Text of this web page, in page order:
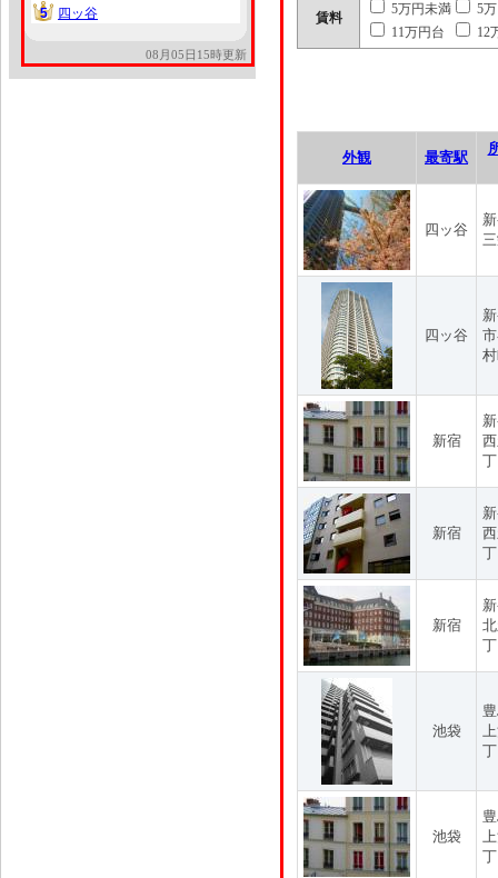
5
5 四ッ谷
08月05日15時更新
賃料
5万円未満
5
11万円台
12
外観 最寄駅
四ッ谷
四ッ谷
新宿
新宿
新宿
池袋
池袋